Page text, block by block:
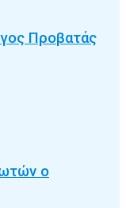
Προβατάς
ο